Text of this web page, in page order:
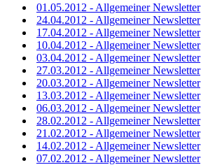
01.05.2012 - Allgemeiner Newsletter
24.04.2012 - Allgemeiner Newsletter
17.04.2012 - Allgemeiner Newsletter
10.04.2012 - Allgemeiner Newsletter
03.04.2012 - Allgemeiner Newsletter
27.03.2012 - Allgemeiner Newsletter
20.03.2012 - Allgemeiner Newsletter
13.03.2012 - Allgemeiner Newsletter
06.03.2012 - Allgemeiner Newsletter
28.02.2012 - Allgemeiner Newsletter
21.02.2012 - Allgemeiner Newsletter
14.02.2012 - Allgemeiner Newsletter
07.02.2012 - Allgemeiner Newsletter